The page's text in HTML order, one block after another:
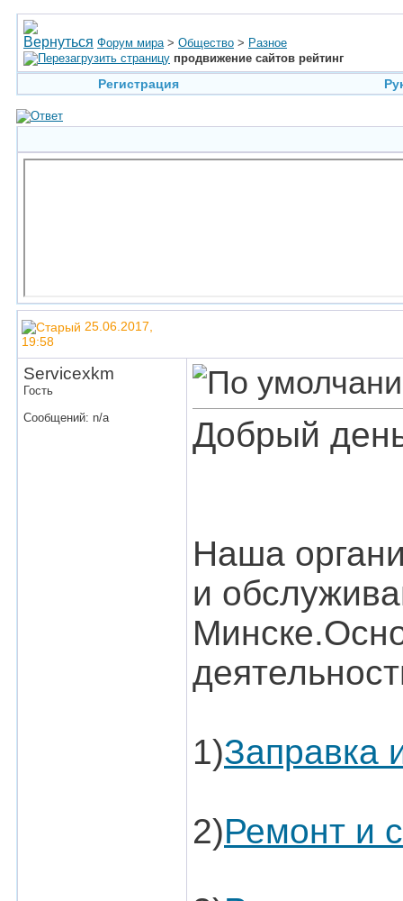
Форум мира > Общество > Разное
продвижение сайтов рейтинг
Регистрация
25.06.2017,
19:58
Servicexkm
Гость
Сообщений: n/a
Добрый
Наша
и
1)Заправка
2)Ремонт и